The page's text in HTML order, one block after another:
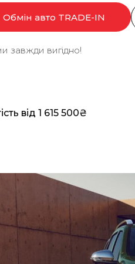
Обмін авто TRADE-IN
завжди вигідно!
від 1 615 500₴